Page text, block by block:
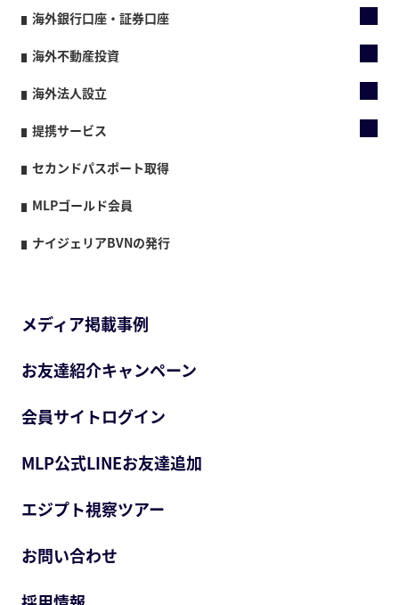
海外銀行口座・証券口座
海外不動産投資
海外法人設立
提携サービス
セカンドパスポート取得
MLPゴールド会員
ナイジェリアBVNの発行
メディア掲載事例
お友達紹介キャンペーン
会員サイトログイン
MLP公式LINEお友達追加
エジプト視察ツアー
お問い合わせ